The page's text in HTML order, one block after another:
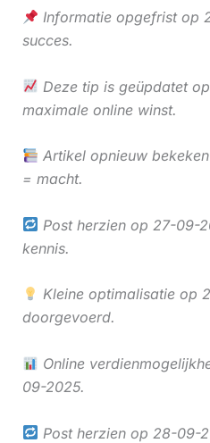
Informatie opgefrist op
succes.
Deze tip is geüpdatet
maximale online winst.
Artikel opnieuw
= macht.
Post herzien op 27-09-
kennis.
Kleine optimalisatie op
doorgevoerd.
Online
09-2025.
Post herzien op 28-09-